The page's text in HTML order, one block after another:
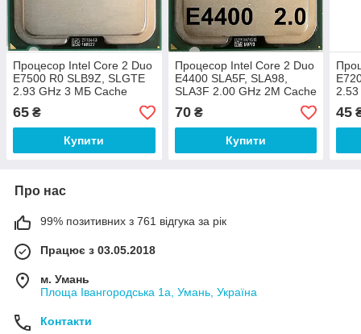
Процесор Intel Core 2 Duo
E7500 R0 SLB9Z, SLGTE
2.93 GHz 3 МБ Cache
1066 MHz FSB Socket 775
Б/В
65 ₴
Купити
Процесор Intel Core 2 Duo
E4400 SLA5F, SLA98,
SLA3F 2.00 GHz 2M Cache
800 MHz FSB Socket 775
Б/В - МІНУС
70₴
Купити
2.53
45
Про нас
99% позитивних з 761 відгука за рік
Працює з 03.05.2018
м. Умань
Площа Івангородська 1а, Умань, Україна
Контакти